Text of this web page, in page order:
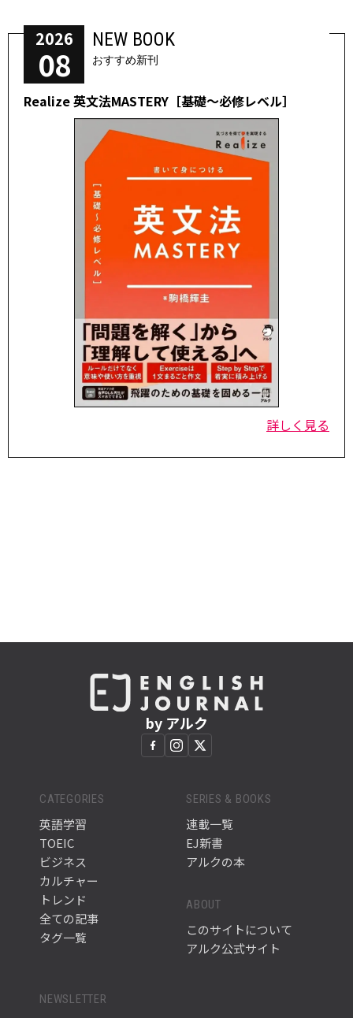
2026
08
NEW BOOK
おすすめ新刊
Realize 英文法MASTERY［基礎～必修レベル］
詳しく見る
by アルク
CATEGORIES
英語学習
TOEIC
ビジネス
カルチャー
トレンド
全ての記事
タグ一覧
SERIES & BOOKS
連載一覧
EJ新書
アルクの本
ABOUT
このサイトについて
アルク公式サイト
NEWSLETTER